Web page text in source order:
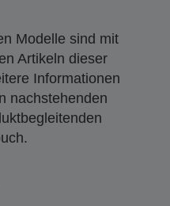
Modelle sind mit
Artikeln dieser
Informationen
nachstehenden